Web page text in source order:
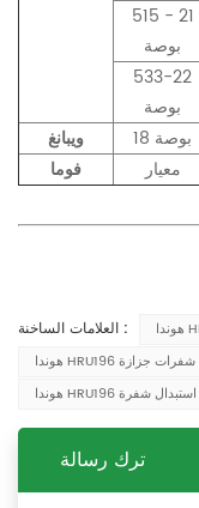
515 - 21
بوصة
533-22
بوصة
ويبانغ
18 بوصة
فوما
معيار
العلامات الساخنة :
هوندا HRU196 شفرات جزازة
هوندا HRU196 استبدال شفرة
ترك رسالة